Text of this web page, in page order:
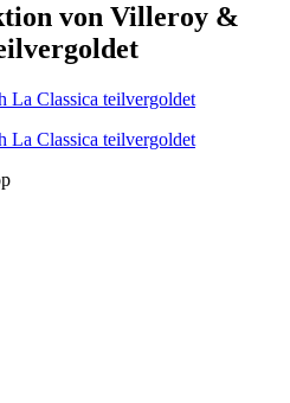
von Villeroy &